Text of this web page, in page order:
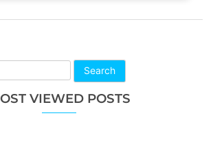
Search
VIEWED POSTS